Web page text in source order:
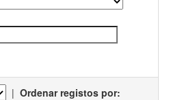
| Ordenar registos por: